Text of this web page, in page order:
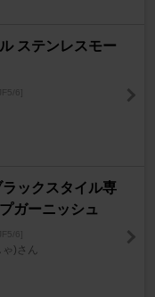
ステンレスモー
[JF5/6]
ックスタイル専
ガーニッシュ
[JF5/6]
ゃ)さん